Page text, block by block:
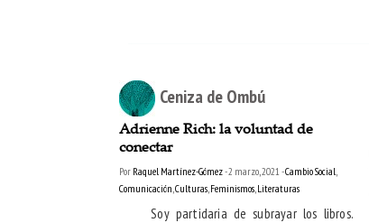
Ceniza de Ombú
Adrienne Rich: la voluntad de
conectar
Por Raquel Martínez-Gómez- 2 marzo, 2021 -Cambio Social,
Comunicación,Culturas,Feminismos,Literaturas
Soy partidaria de subrayar los libros.